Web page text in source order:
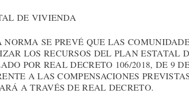
DE VIVIENDA
SE PREVÉ QUE LAS
LOS RECURSOS DEL PLAN ESTATAL
POR REAL DECRETO 106/2018, DE 9
A LAS COMPENSACIONES
A TRAVÉS DE REAL DECRETO.